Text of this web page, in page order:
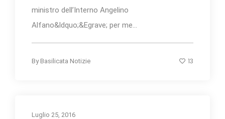
ministro dell’Interno Angelino
Alfano&ldquo;&Egrave; per me...
By Basilicata Notizie 13
Luglio 25, 2016